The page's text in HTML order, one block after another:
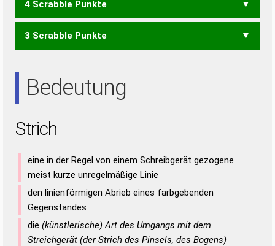
HIRT HITS SHIT
4 Scrabble Punkte
HIS HIT IHR RIST
3 Scrabble Punkte
Bedeutung
Strich
eine in der Regel von einem Schreibgerät gezogene
meist kurze unregelmäßige Linie
den linienförmigen Abrieb eines farbgebenden
Gegenstandes
die (künstlerische) Art des Umgangs mit dem
Streichgerät (der Strich des Pinsels, des Bogens)